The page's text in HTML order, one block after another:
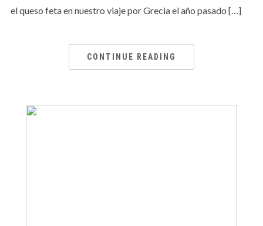
el queso feta en nuestro viaje por Grecia el año pasado […]
CONTINUE READING